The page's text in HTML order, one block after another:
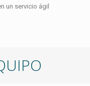
un servicio ágil